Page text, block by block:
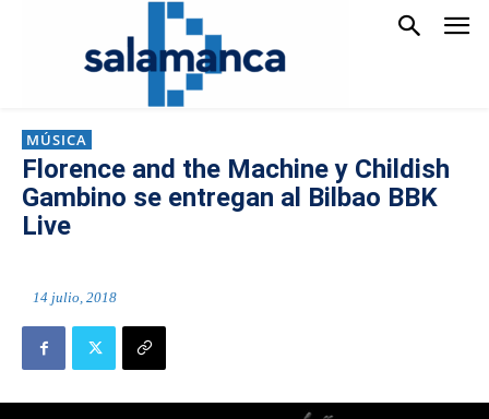
MÚSICA
Florence and the Machine y Childish
Gambino se entregan al Bilbao BBK
Live
14 julio, 2018